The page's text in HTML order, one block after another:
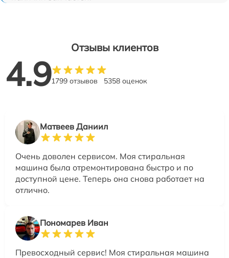
Отзывы клиентов
4.91799 отзывов 5358 оценок
Матвеев Даниил
Очень доволен сервисом. Моя стиральная
машина была отремонтирована быстро и по
доступной цене. Теперь она снова работает на
отлично.
Пономарев Иван
Превосходный сервис! Моя стиральная машина